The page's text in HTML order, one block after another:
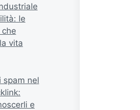
le
vita
spam nel
e